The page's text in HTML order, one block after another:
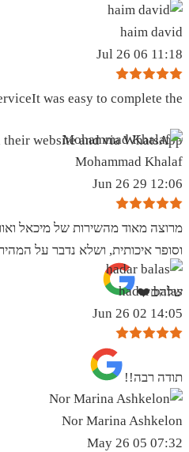
haim david
11:18 06 Jul 26
was easy to complete the
website and via WhatsApp
Mohammad Khalaf
12:06 29 Jun 26
מרוצה מאוד מהשירות של מיכאל
וסופר איכותית, ושלא נדבר על
שלהם❤️
hadar balas
14:05 02 Jun 26
תודה רבה!!
Nor Marina Ashkelon
07:32 05 May 26